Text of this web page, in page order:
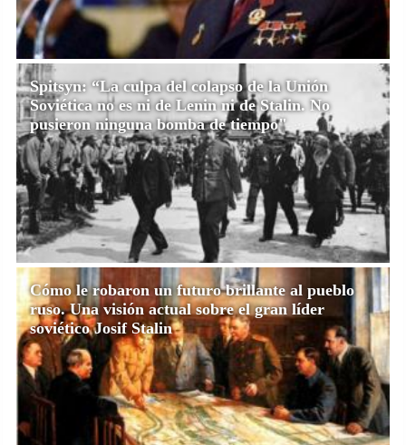
Spitsyn: “La culpa del colapso de la Unión
Soviética no es ni de Lenin ni de Stalin. No
pusieron ninguna bomba de tiempo"
Cómo le robaron un futuro brillante al pueblo
ruso. Una visión actual sobre el gran líder
soviético Josif Stalin